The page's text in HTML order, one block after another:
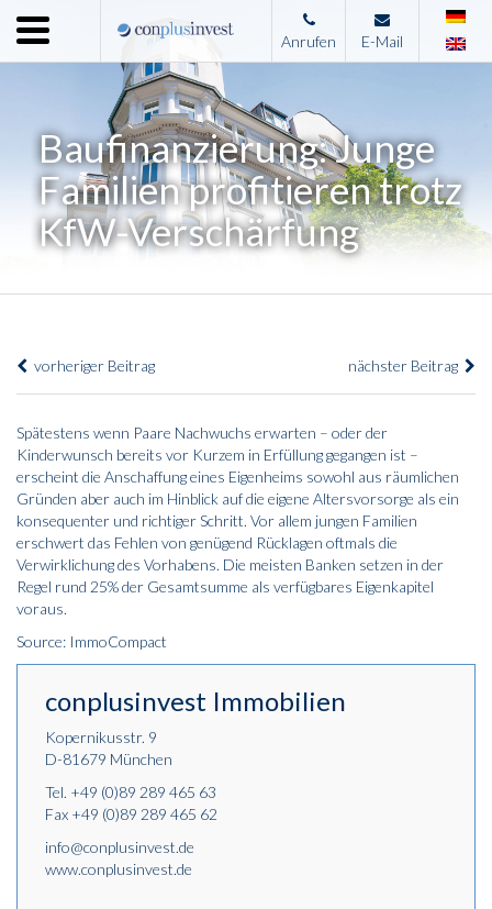
Menu
Home
Unternehmen
Leistungen
Immobilienangebote
News
Impressum
Anrufen E-Mail
Baufinanzierung: Junge
Familien profitieren trotz
KfW-Verschärfung
vorheriger Beitrag nächster Beitrag
Spätestens wenn Paare Nachwuchs erwarten – oder der
Kinderwunsch bereits vor Kurzem in Erfüllung gegangen ist –
erscheint die Anschaffung eines Eigenheims sowohl aus räumlichen
Gründen aber auch im Hinblick auf die eigene Altersvorsorge als ein
konsequenter und richtiger Schritt. Vor allem jungen Familien
erschwert das Fehlen von genügend Rücklagen oftmals die
Verwirklichung des Vorhabens. Die meisten Banken setzen in der
Regel rund 25% der Gesamtsumme als verfügbares Eigenkapitel
voraus.
Source: ImmoCompact
conplusinvest Immobilien
Kopernikusstr. 9
D-81679 München
Tel. +49 (0)89 289 465 63
Fax +49 (0)89 289 465 62
info@conplusinvest.de
www.conplusinvest.de